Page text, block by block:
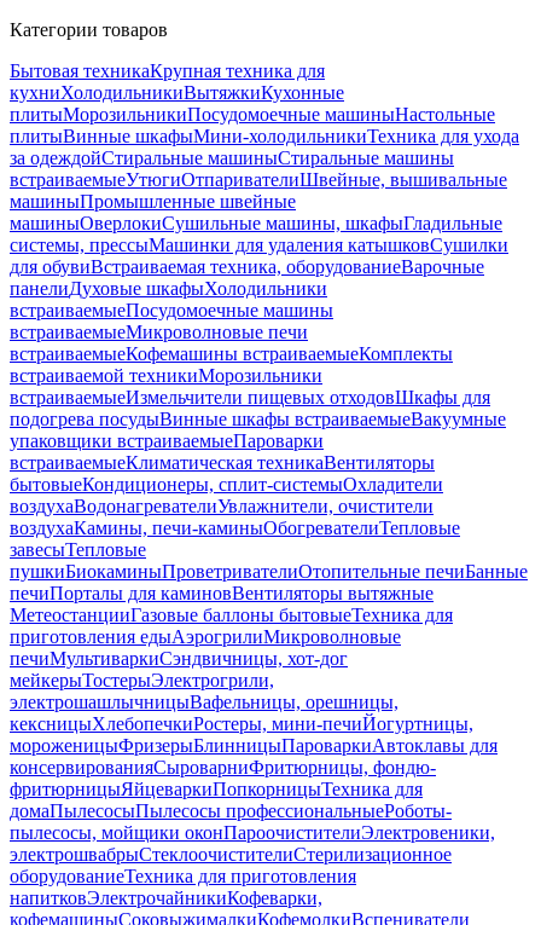
Категории товаров
Бытовая техникаКрупная техника для
кухниХолодильникиВытяжкиКухонные
плитыМорозильникиПосудомоечные машиныНастольные
плитыВинные шкафыМини-холодильникиТехника для ухода
за одеждойСтиральные машиныСтиральные машины
встраиваемыеУтюгиОтпаривателиШвейные, вышивальные
машиныПромышленные швейные
машиныОверлокиСушильные машины, шкафыГладильные
системы, прессыМашинки для удаления катышковСушилки
для обувиВстраиваемая техника, оборудованиеВарочные
панелиДуховые шкафыХолодильники
встраиваемыеПосудомоечные машины
встраиваемыеМикроволновые печи
встраиваемыеКофемашины встраиваемыеКомплекты
встраиваемой техникиМорозильники
встраиваемыеИзмельчители пищевых отходовШкафы для
подогрева посудыВинные шкафы встраиваемыеВакуумные
упаковщики встраиваемыеПароварки
встраиваемыеКлиматическая техникаВентиляторы
бытовыеКондиционеры, сплит-системыОхладители
воздухаВодонагревателиУвлажнители, очистители
воздухаКамины, печи-каминыОбогревателиТепловые
завесыТепловые
пушкиБиокаминыПроветривателиОтопительные печиБанные
печиПорталы для каминовВентиляторы вытяжные
МетеостанцииГазовые баллоны бытовыеТехника для
приготовления едыАэрогрилиМикроволновые
печиМультиваркиСэндвичницы, хот-дог
мейкерыТостерыЭлектрогрили,
электрошашлычницыВафельницы, орешницы,
кексницыХлебопечкиРостеры, мини-печиЙогуртницы,
мороженицыФризерыБлинницыПароваркиАвтоклавы для
консервированияСыроварниФритюрницы, фондю-
фритюрницыЯйцеваркиПопкорницыТехника для
домаПылесосыПылесосы профессиональныеРоботы-
пылесосы, мойщики оконПароочистителиЭлектровеники,
электрошвабрыСтеклоочистителиСтерилизационное
оборудованиеТехника для приготовления
напитковЭлектрочайникиКофеварки,
кофемашиныСоковыжималкиКофемолкиВспениватели